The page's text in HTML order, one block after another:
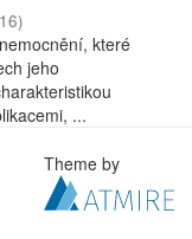
)
které
jeho
...
Theme by